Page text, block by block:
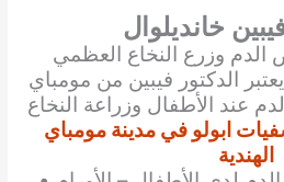
خانديلوال
وزرع النخاع العظمي
الدكتور فيبين من مومباي
عند الأطفال وزراعة النخاع
ابولو في مدينة مومباي
الهندية